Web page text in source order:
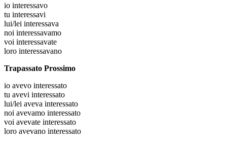
io interessavo
tu interessavi
lui/lei interessava
noi interessavamo
voi interessavate
loro interessavano
Trapassato Prossimo
io avevo interessato
tu avevi interessato
lui/lei aveva interessato
noi avevamo interessato
voi avevate interessato
loro avevano interessato